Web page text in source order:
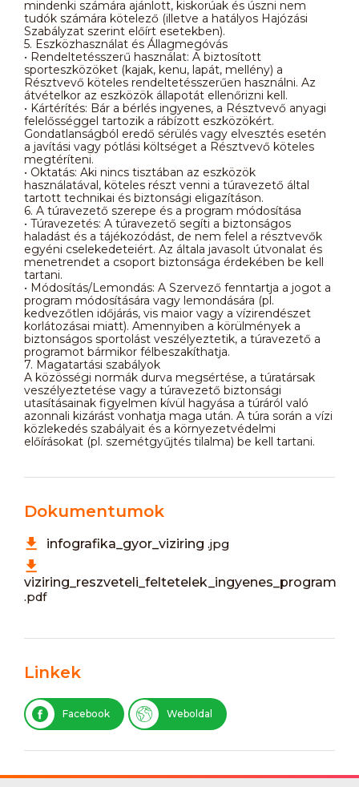
mindenki számára ajánlott, kiskorúak és úszni nem
tudók számára kötelező (illetve a hatályos Hajózási
Szabályzat szerint előírt esetekben).
5. Eszközhasználat és Állagmegóvás
• Rendeltetésszerű használat: A biztosított
sporteszközöket (kajak, kenu, lapát, mellény) a
Résztvevő köteles rendeltetésszerűen használni. Az
átvételkor az eszközök állapotát ellenőrizni kell.
• Kártérítés: Bár a bérlés ingyenes, a Résztvevő anyagi
felelősséggel tartozik a rábízott eszközökért.
Gondatlanságból eredő sérülés vagy elvesztés esetén
a javítási vagy pótlási költséget a Résztvevő köteles
megtéríteni.
• Oktatás: Aki nincs tisztában az eszközök
használatával, köteles részt venni a túravezető által
tartott technikai és biztonsági eligazításon.
6. A túravezető szerepe és a program módosítása
• Túravezetés: A túravezető segíti a biztonságos
haladást és a tájékozódást, de nem felel a résztvevők
egyéni cselekedeteiért. Az általa javasolt útvonalat és
menetrendet a csoport biztonsága érdekében be kell
tartani.
• Módosítás/Lemondás: A Szervező fenntartja a jogot a
program módosítására vagy lemondására (pl.
kedvezőtlen időjárás, vis maior vagy a vízirendészet
korlátozásai miatt). Amennyiben a körülmények a
biztonságos sportolást veszélyeztetik, a túravezető a
programot bármikor félbeszakíthatja.
7. Magatartási szabályok
A közösségi normák durva megsértése, a túratársak
veszélyeztetése vagy a túravezető biztonsági
utasításainak figyelmen kívül hagyása a túráról való
azonnali kizárást vonhatja maga után. A túra során a vízi
közlekedés szabályait és a környezetvédelmi
előírásokat (pl. szemétgyűjtés tilalma) be kell tartani.
Dokumentumok
infografika_gyor_viziring .jpg
viziring_reszveteli_feltetelek_ingyenes_program
.pdf
Linkek
Facebook Weboldal